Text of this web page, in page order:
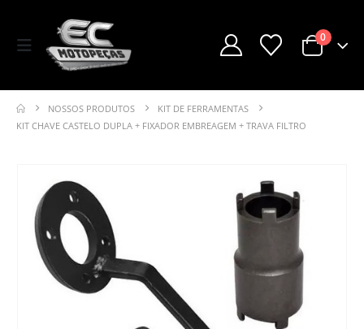
0
NOSSOS PRODUTOS
KIT DE FERRAMENTAS
KIT CHAVE CASTELO DUPLA + FIXADOR EMBREAGEM + TRAVA FILTRO